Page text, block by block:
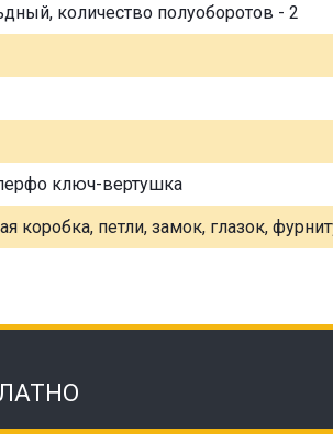
количество полуоборотов - 2
ключ-вертушка
коробка, петли, замок, глазок,